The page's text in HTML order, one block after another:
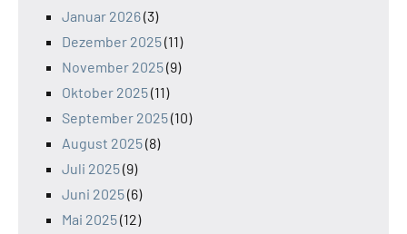
Januar 2026(3)
Dezember 2025(11)
November 2025(9)
Oktober 2025(11)
September 2025(10)
August 2025(8)
Juli 2025(9)
Juni 2025(6)
Mai 2025(12)